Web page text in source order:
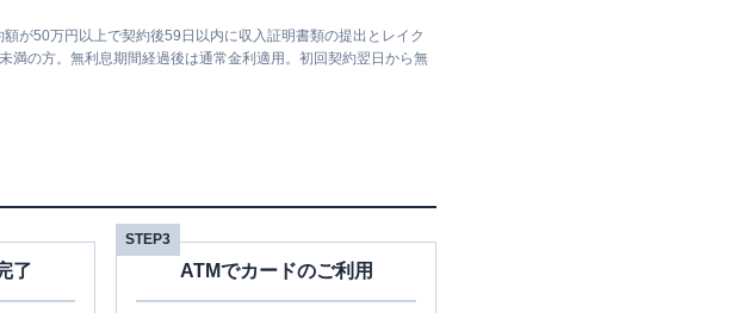
が50万円以上で契約後59日以内に収入証明書類の提出とレイク
の方。無利息期間経過後は通常金利適用。初回契約翌日から無
了
STEP3
ATMでカードのご利用